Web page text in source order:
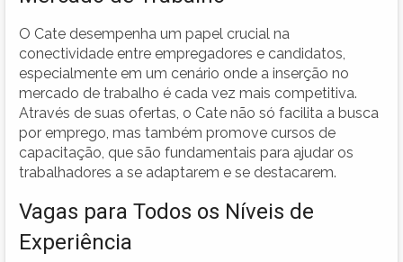
O Cate desempenha um papel crucial na
conectividade entre empregadores e candidatos,
especialmente em um cenário onde a inserção no
mercado de trabalho é cada vez mais competitiva.
Através de suas ofertas, o Cate não só facilita a busca
por emprego, mas também promove cursos de
capacitação, que são fundamentais para ajudar os
trabalhadores a se adaptarem e se destacarem.
Vagas para Todos os Níveis de
Experiência